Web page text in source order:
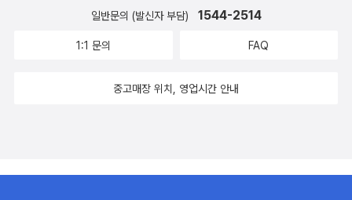
일반문의 (발신자 부담) 1544-2514
1:1 문의 FAQ
중고매장 위치, 영업시간 안내